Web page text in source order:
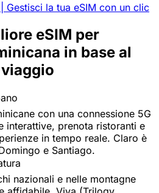
| Gestisci la tua eSIM con un clic
eSIM per
in base al
con una connessione 5G
interattive, prenota ristoranti e
in tempo reale. Claro è
e Santiago.
nazionali e nelle montagne